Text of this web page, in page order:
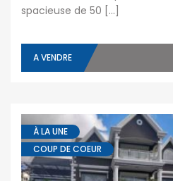
spacieuse de 50 […]
A VENDRE
À LA UNE
COUP DE COEUR